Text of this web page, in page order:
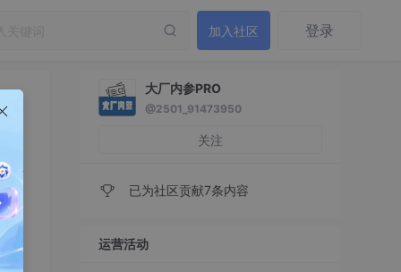
加入社区 登录
大厂内参PRO
@2501_91473950
关注
已为社区贡献7条内容
运营活动